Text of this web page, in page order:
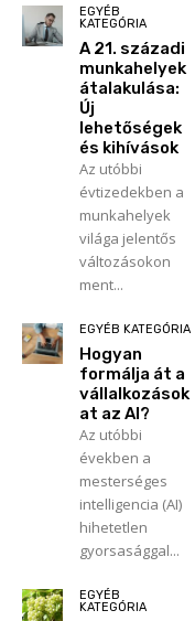
EGYÉB
KATEGÓRIA
A 21. századi
munkahelyek
átalakulása:
Új
lehetőségek
és kihívások
Az utóbbi
évtizedekben a
munkahelyek
világa jelentős
változásokon
ment...
EGYÉB KATEGÓRIA
Hogyan
formálja át a
vállalkozások
at az AI?
Az utóbbi
években a
mesterséges
intelligencia (AI)
hihetetlen
gyorsasággal...
EGYÉB
KATEGÓRIA